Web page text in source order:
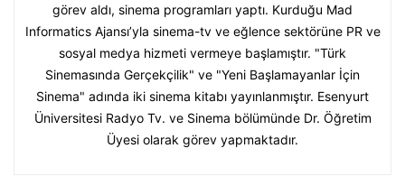
görev aldı, sinema programları yaptı. Kurduğu Mad
Informatics Ajansı’yla sinema-tv ve eğlence sektörüne PR ve
sosyal medya hizmeti vermeye başlamıştır. "Türk
Sinemasında Gerçekçilik" ve "Yeni Başlamayanlar İçin
Sinema" adında iki sinema kitabı yayınlanmıştır. Esenyurt
Üniversitesi Radyo Tv. ve Sinema bölümünde Dr. Öğretim
Üyesi olarak görev yapmaktadır.